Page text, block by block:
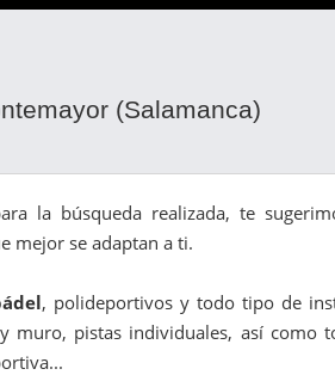
(Salamanca)
la búsqueda realizada, te
mejor se adaptan a ti.
, polideportivos y todo tipo de
muro, pistas individuales, así como